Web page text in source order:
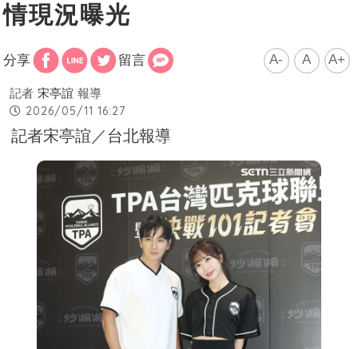
情現況曝光
分享 留言 A- A A+
記者 宋亭誼 報導
2026/05/11 16:27
記者宋亭誼／台北報導